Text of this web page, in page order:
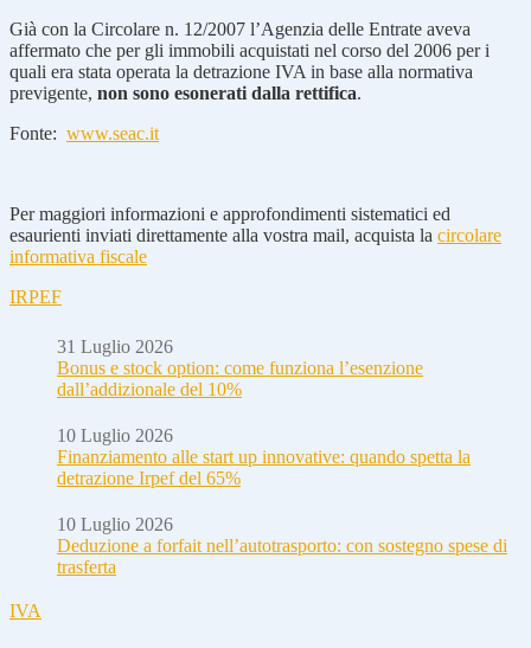
Già con la Circolare n. 12/2007 l’Agenzia delle Entrate aveva
affermato che per gli immobili acquistati nel corso del 2006 per i
quali era stata operata la detrazione IVA in base alla normativa
previgente, non sono esonerati dalla rettifica.
Fonte: www.seac.it
Per maggiori informazioni e approfondimenti sistematici ed
esaurienti inviati direttamente alla vostra mail, acquista la circolare
informativa fiscale
IRPEF
31 Luglio 2026
Bonus e stock option: come funziona l’esenzione
dall’addizionale del 10%
10 Luglio 2026
Finanziamento alle start up innovative: quando spetta la
detrazione Irpef del 65%
10 Luglio 2026
Deduzione a forfait nell’autotrasporto: con sostegno spese di
trasferta
IVA